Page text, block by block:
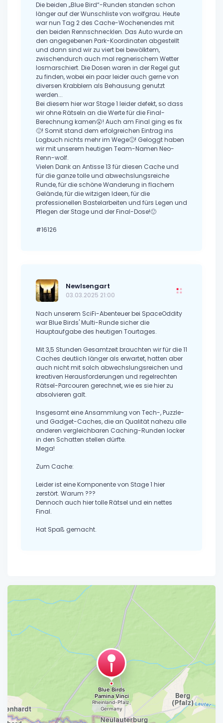
Die beiden „Blue Bird“-Runden standen schon
länger auf der Wunschliste von wolfgrau. Heute
war nun Tag 2 des Cache-Wochenendes mit
den beiden Rennschnecklen. Das Auto wurde an
den angegebenen Park-Koordinaten abgestellt
und dann sind wir zu viert bei bewölktem,
zwischendurch auch mal regnerischem Wetter
losmarschiert. Die Dosen waren in der Regel gut
zu finden, wobei ein paar leider auch gerne von
diversen Krabblern als Behausung genutzt
werden...
Bei diesem hier war Stage 1 leider defekt, so dass
wir ohne Rätseln an die Werte für die Final-
Berechnung kamen😮! Auch am Final ging es fix
🙂! Somit stand dem erfolgreichen Eintrag ins
Logbuch nichts mehr im Wege🙂! Geloggt haben
wir mit unserem heutigen Team-Namen Neo-
Renn-wolf.
Vielen Dank an Antisse 13 für diesen Cache und
für die ganze tolle und abwechslungsreiche
Runde, für die schöne Wanderung in flachem
Gelände, für die witzigen Ideen, für die
professionellen Bastelarbeiten und fürs Legen und
Pflegen der Stage und der Final-Dose!🙂
#16126
NewIsengart
03.03.2025 21:00
Nach unserem SciFi-Abenteuer bei SpaceOddity
war Blue Birds' Multi-Runde sicher die
Hauptaufgabe des heutigen Tourtages.
Mit 3,5 Stunden Gesamtzeit brauchten wir für die 11
Caches deutlich länger als erwartet, hatten aber
auch nicht mit solch abwechslungsreichen und
kreativen Herausforderungen und regelrechten
Rätsel-Parcouren gerechnet, wie es sie hier zu
absolvieren galt.
Insgesamt eine Ansammlung von Tech-, Puzzle-
und Gadget-Caches, die an Qualität nahezu alle
anderen vergleichbaren Caching-Runden locker
in den Schatten stellen dürfte.
Mega!
Zum Cache:
Leider ist eine Komponente von Stage 1 hier
zerstört. Warum ???
Dennoch auch hier tolle Rätsel und ein nettes
Final.
Hat Spaß gemacht.